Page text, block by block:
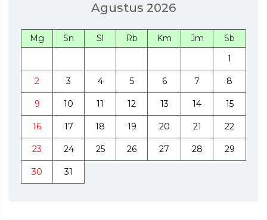
Agustus 2026
Mg Sn Sl Rb Km Jm
Sb
1
2 3 4 5 6 7 8
9 10 11 12 13 14 15
16 17 18 19 20 21 22
23 24 25 26 27 28 29
30 31